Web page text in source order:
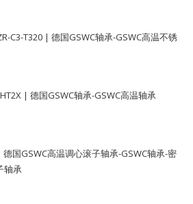
C3-T320 | 德国GSWC轴承-GSWC高温不锈
| 德国GSWC轴承-GSWC高温轴承
德国GSWC高温调心滚子轴承-GSWC轴承-密
轴承